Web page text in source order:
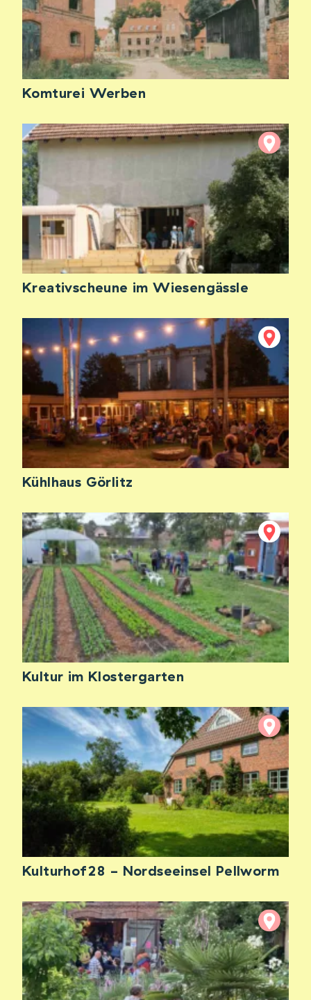
Komturei Werben
Kreativscheune im Wiesengässle
Kühlhaus Görlitz
Kultur im Klostergarten
Kulturhof28 - Nordseeinsel Pellworm